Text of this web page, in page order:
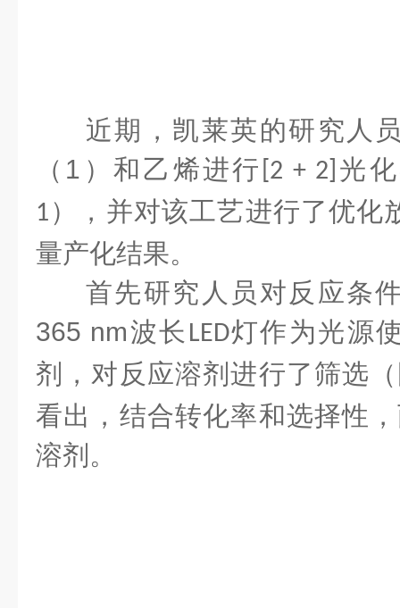
近期，凯莱英的研究人
（ 1 ）和乙烯进行 [2 + 2] 光
1），并对该工艺进行了优化
量产化结果。
首先研究人员对反应条
365 nm波长 LED灯作为光源
剂，对反应溶剂进行了筛选
看出，结合转化率和选择性
溶剂。